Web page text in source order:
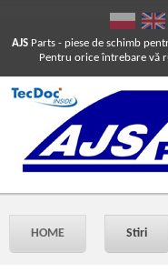
AJS Parts - piese de schimb
Pentru orice întrebare vă
HOME Stiri